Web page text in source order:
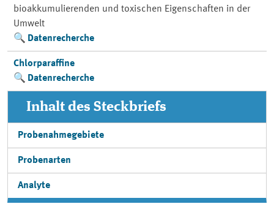
bioakkumulierenden und toxischen Eigenschaften in der
Umwelt
Datenrecherche
Chlorparaffine
Datenrecherche
Inhalt des Steckbriefs
Probenahmegebiete
Probenarten
Analyte